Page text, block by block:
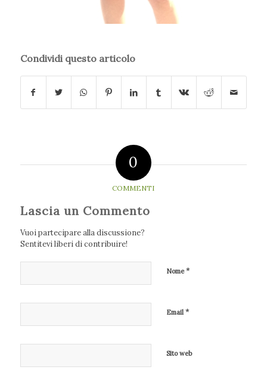
Condividi questo articolo
0
COMMENTI
Lascia un Commento
Vuoi partecipare alla discussione?
Sentitevi liberi di contribuire!
Nome*
Email *
Sito web